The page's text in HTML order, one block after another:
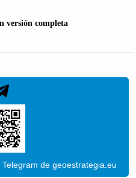
versión completa
de geoestrategia.eu